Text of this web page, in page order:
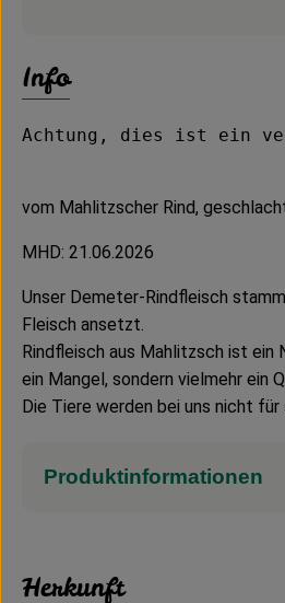
Info
Achtung, dies ist ein
vom Mahlitzscher Rind,
MHD: 21.06.2026
Unser Demeter-Rindfleisch
Fleisch ansetzt.
Rindfleisch aus Mahlitzsch ist ein
ein Mangel, sondern vielmehr ein
Die Tiere werden bei uns nicht
Produktinformationen
Herkunft